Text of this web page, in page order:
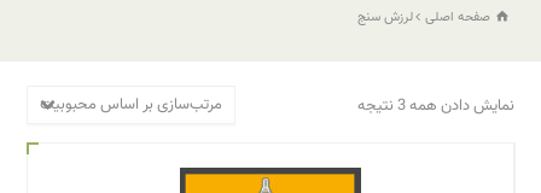
صفحه اصلی لرزش سنج
نمایش دادن همه 3 نتیجه مرتب‌سازی بر اساس محبوبیت